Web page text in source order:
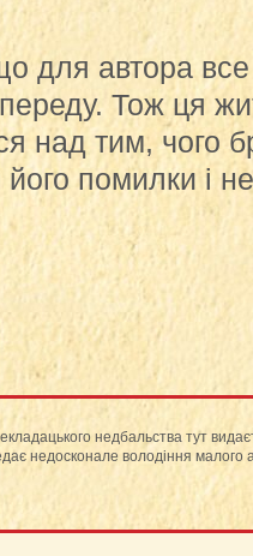
для автора
Тож ця
над тим, чого
помилки і
недбальства тут
недосконале володіння